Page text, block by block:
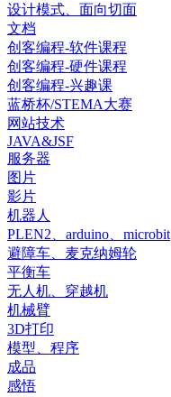
设计模式、面向切面
文档
创客编程-软件课程
创客编程-硬件课程
创客编程-兴趣课
蓝桥杯/STEMA大赛
网站技术
JAVA&JSF
服务器
图片
影片
机器人
PLEN2、arduino、microbit
避障车、麦克纳姆轮
平衡车
无人机、穿越机
机械臂
3D打印
模型、程序
成品
感悟